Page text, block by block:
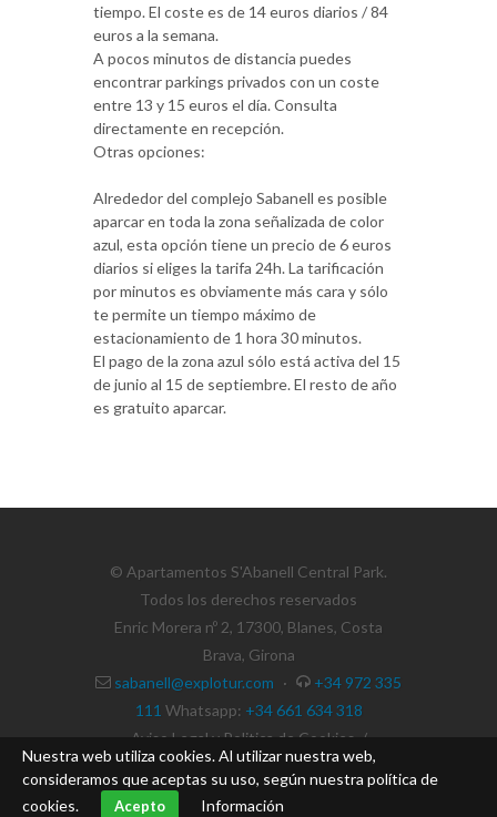
tiempo. El coste es de 14 euros diarios / 84
euros a la semana.
A pocos minutos de distancia puedes
encontrar parkings privados con un coste
entre 13 y 15 euros el día. Consulta
directamente en recepción.
Otras opciones:
Alrededor del complejo Sabanell es posible
aparcar en toda la zona señalizada de color
azul, esta opción tiene un precio de 6 euros
diarios si eliges la tarifa 24h. La tarificación
por minutos es obviamente más cara y sólo
te permite un tiempo máximo de
estacionamiento de 1 hora 30 minutos.
El pago de la zona azul sólo está activa del 15
de junio al 15 de septiembre. El resto de año
es gratuito aparcar.
© Apartamentos S'Abanell Central Park.
Todos los derechos reservados
Enric Morera nº 2, 17300, Blanes, Costa
Brava, Girona
sabanell@explotur.com ·
+34 972 335
111 Whatsapp: +34 661 634 318
Aviso Legal y Politica de Cookies /
Condiciones de Reservas
Nuestra web utiliza cookies. Al utilizar nuestra web,
consideramos que aceptas su uso, según nuestra política de
cookies.
Acepto Información